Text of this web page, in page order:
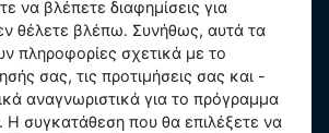
να βλέπετε διαφημίσεις για
θέλετε βλέπω. Συνήθως, αυτά τα
πληροφορίες σχετικά με το
σας, τις προτιμήσεις σας και -
αναγνωριστικά για το πρόγραμμα
Η συγκατάθεση που θα επιλέξετε να